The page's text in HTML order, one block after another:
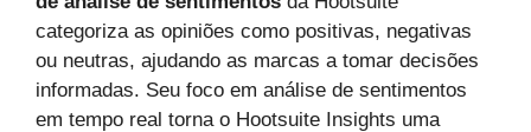
categoriza as opiniões como positivas, negativas
ou neutras, ajudando as marcas a tomar decisões
informadas. Seu foco em análise de sentimentos
em tempo real torna o Hootsuite Insights uma